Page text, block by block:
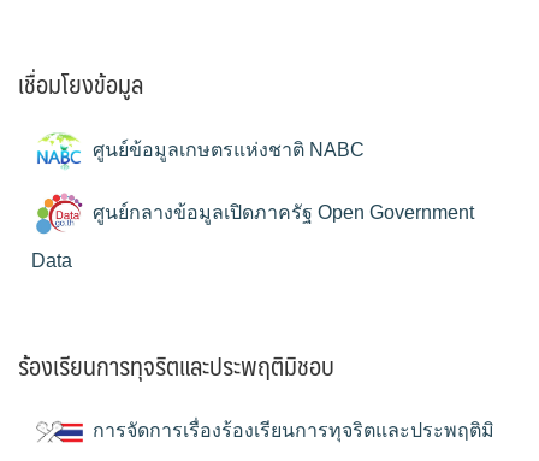
เชื่อมโยงข้อมูล
ศูนย์ข้อมูลเกษตรแห่งชาติ NABC
ศูนย์กลางข้อมูลเปิดภาครัฐ Open Government
Data
ร้องเรียนการทุจริตและประพฤติมิชอบ
การจัดการเรื่องร้องเรียนการทุจริตและประพฤติมิ